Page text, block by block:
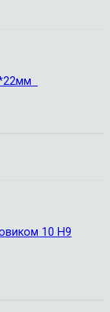
10 Н9